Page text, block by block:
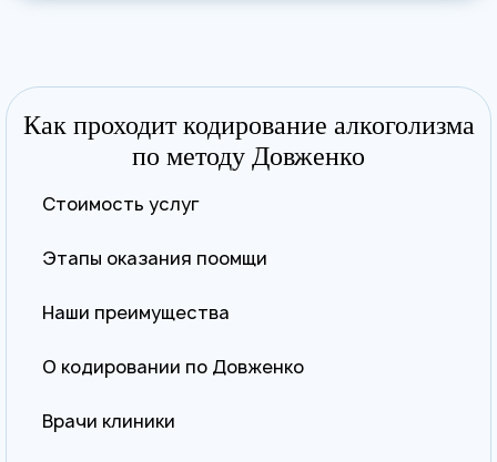
Как проходит кодирование алкоголизма
по методу Довженко
Стоимость услуг
Этапы оказания поомщи
Наши преимущества
О кодировании по Довженко
Врачи клиники